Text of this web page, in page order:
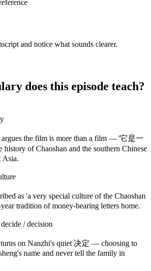
and notice what sounds clearer.
does this episode teach?
argues the film is more than a film — '它是一
of Chaoshan and the southern Chinese
Asia.
as 'a very special culture of the Chaoshan
tradition of money-bearing letters home.
/ decision
on Nanzhi's quiet 决定 — choosing to
name and never tell the family in